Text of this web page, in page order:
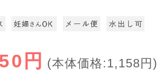
円 (本体価格:1,158円)